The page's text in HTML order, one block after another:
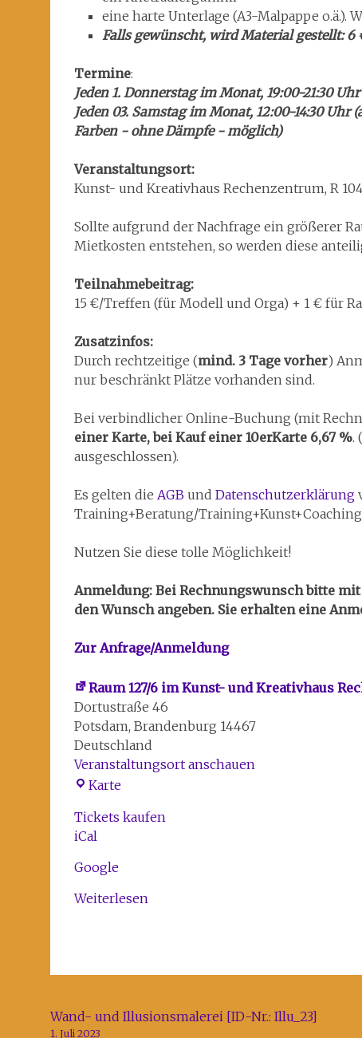
eine harte Unterlage (A3-Malpappe o.ä.).
Falls gewünscht, wird Material gestellt: 6
Termine:
Jeden 1. Donnerstag im Monat, 19:00-21:30
Jeden 03. Samstag im Monat, 12:00-14:30
Farben - ohne Dämpfe - möglich)
Veranstaltungsort:
Kunst- und Kreativhaus Rechenzentrum, R
Sollte aufgrund der Nachfrage ein größerer
Mietkosten entstehen, so werden diese
Teilnahmebeitrag:
15 €/Treffen (für Modell und Orga) + 1 € für
Zusatzinfos:
Durch rechtzeitige (mind. 3 Tage vorher)
nur beschränkt Plätze vorhanden sind.
Bei verbindlicher Online-Buchung (mit
einer Karte, bei Kauf einer 10erKarte 6,67 %.
ausgeschlossen).
Es gelten die AGB und Datenschutzerklärung
Training+Beratung/
Nutzen Sie diese tolle Möglichkeit!
Anmeldung: Bei Rechnungswunsch bitte
den Wunsch angeben. Sie erhalten eine
Zur Anfrage/Anmeldung
Raum 127/6 im Kunst- und Kreativhaus
Dortustraße 46
Potsdam, Brandenburg 14467
Deutschland
Veranstaltungsort anschauen
KarteRaum
im
Rechenzentrum
Tickets kaufen
iCal
Google
Weiterlesen
Beitragsnavigation
Wand- und Illusionsmalerei [ID-Nr.: Illu_23]
1. Juli 2023